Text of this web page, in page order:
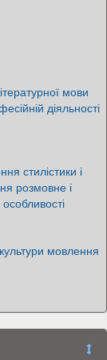
мови
діяльності
стилістики і
розмовне і
мовлення